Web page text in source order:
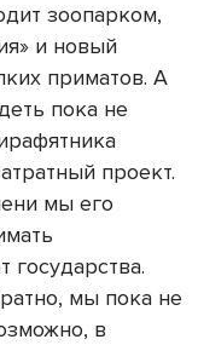
зоопарком,
и новый
приматов. А
пока не
проект.
мы его
государства.
мы пока не
в